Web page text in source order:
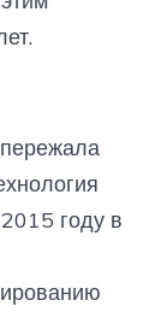
году в